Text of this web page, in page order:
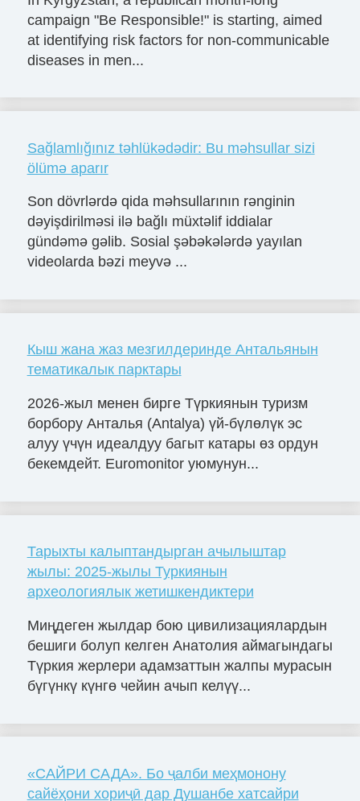
campaign "Be Responsible!" is starting, aimed
at identifying risk factors for non-communicable
diseases in men...
Sağlamlığınız təhlükədədir: Bu məhsullar sizi
ölümə aparır
Son dövrlərdə qida məhsullarının rənginin
dəyişdirilməsi ilə bağlı müxtəlif iddialar
gündəmə gəlib. Sosial şəbəkələrdə yayılan
videolarda bəzi meyvə ...
Кыш жана жаз мезгилдеринде Антальянын
тематикалык парктары
2026-жыл менен бирге Түркиянын туризм
борбору Анталья (Antalya) үй-бүлөлүк эс
алуу үчүн идеалдуу багыт катары өз ордун
бекемдейт. Euromonitor уюмунун...
Тарыхты калыптандырган ачылыштар
жылы: 2025-жылы Туркиянын
археологиялык жетишкендиктери
Миңдеген жылдар бою цивилизациялардын
бешиги болуп келген Анатолия аймагындагы
Түркия жерлери адамзаттын жалпы мурасын
бүгүнкү күнгө чейин ачып келүү...
«САЙРИ САДА». Бо ҷалби меҳмонону
сайёҳони хориҷӣ дар Душанбе хатсайри